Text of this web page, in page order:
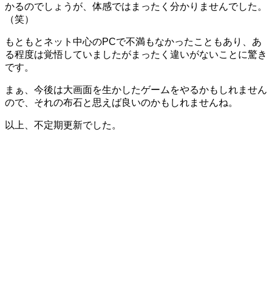
かるのでしょうが、体感ではまったく分かりませんでした。
（笑）
もともとネット中心のPCで不満もなかったこともあり、あ
る程度は覚悟していましたがまったく違いがないことに驚き
です。
まぁ、今後は大画面を生かしたゲームをやるかもしれません
ので、それの布石と思えば良いのかもしれませんね。
以上、不定期更新でした。